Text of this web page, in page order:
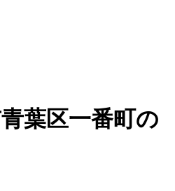
葉区一番町の